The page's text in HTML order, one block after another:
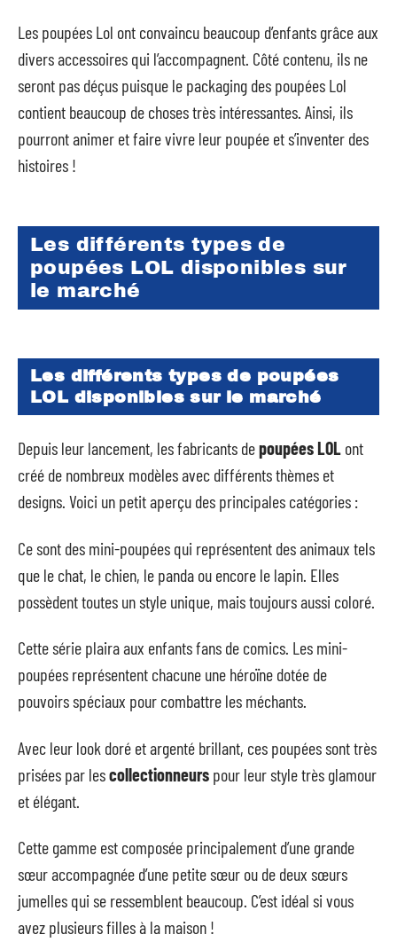
Les poupées Lol ont convaincu beaucoup d’enfants grâce aux
divers accessoires qui l’accompagnent. Côté contenu, ils ne
seront pas déçus puisque le packaging des poupées Lol
contient beaucoup de choses très intéressantes. Ainsi, ils
pourront animer et faire vivre leur poupée et s’inventer des
histoires !
Les différents types de
poupées LOL disponibles sur
le marché
Les différents types de poupées
LOL disponibles sur le marché
Depuis leur lancement, les fabricants depoupées LOL ont
créé de nombreux modèles avec différents thèmes et
designs. Voici un petit aperçu des principales catégories :
Ce sont des mini-poupées qui représentent des animaux tels
que le chat, le chien, le panda ou encore le lapin. Elles
possèdent toutes un style unique, mais toujours aussi coloré.
Cette série plaira aux enfants fans de comics. Les mini-
poupées représentent chacune une héroïne dotée de
pouvoirs spéciaux pour combattre les méchants.
Avec leur look doré et argenté brillant, ces poupées sont très
prisées par lescollectionneurs pour leur style très glamour
et élégant.
Cette gamme est composée principalement d’une grande
sœur accompagnée d’une petite sœur ou de deux sœurs
jumelles qui se ressemblent beaucoup. C’est idéal si vous
avez plusieurs filles à la maison !